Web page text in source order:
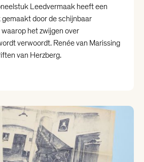
Leedvermaak heeft een
door de schijnbaar
het zwijgen over
verwoordt. Renée van Marissing
van Herzberg.